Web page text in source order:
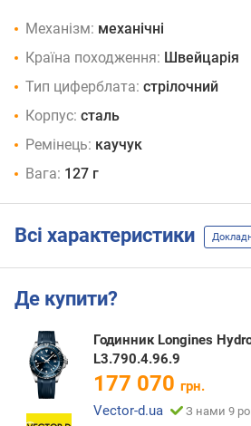
Механізм: механічні
Країна походження: Швейцарія
Тип циферблата: стрілочний
Корпус: сталь
Ремінець: каучук
Вага: 127 г
Всі характеристики
Де купити?
Годинник Longines
L3.790.4.96.9
177 070 грн.
Vector-d.ua
З нами 9